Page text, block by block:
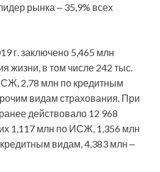
рынка ‒ 35,9% всех
г. заключено 5,465 млн
жизни, в том числе 242 тыс.
2,78 млн по кредитным
видам страхования. При
действовало 12 968
1,117 млн по ИСЖ, 1,356 млн
видам, 4,383 млн ‒